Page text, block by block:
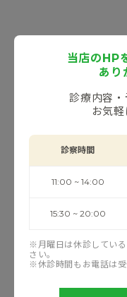
・50g ￥
注目の保湿成分 ポリ
ります｡
低刺激設計でデリケ
敏感な肌に使える低
当店のHP
あり
診療内容
お気
診察時間
11:00 ~ 14:00
15:30 ~ 20:00
※月曜日は休診してい
さい。
※休診時間もお電話は受